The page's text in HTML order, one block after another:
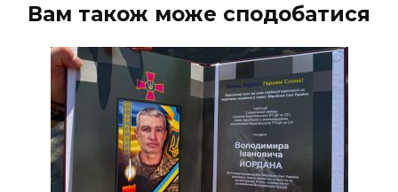
Вам також може сподобатися